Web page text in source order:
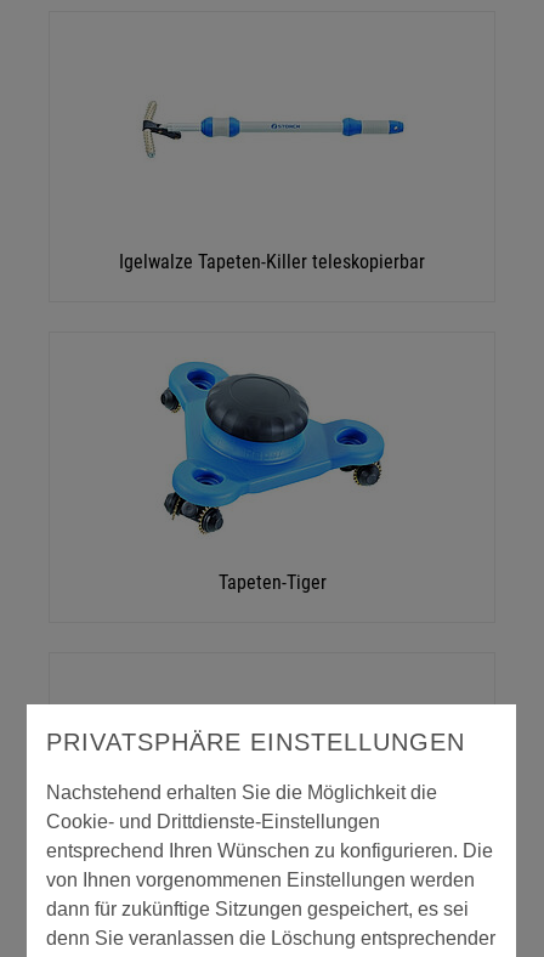
Igelwalze Tapeten-Killer teleskopierbar
Tapeten-Tiger
Tapezier-Bürste
PRIVATSPHÄRE EINSTELLUNGEN
Nachstehend erhalten Sie die Möglichkeit die
Cookie- und Drittdienste-Einstellungen
entsprechend Ihren Wünschen zu konfigurieren. Die
von Ihnen vorgenommenen Einstellungen werden
dann für zukünftige Sitzungen gespeichert, es sei
denn Sie veranlassen die Löschung entsprechender